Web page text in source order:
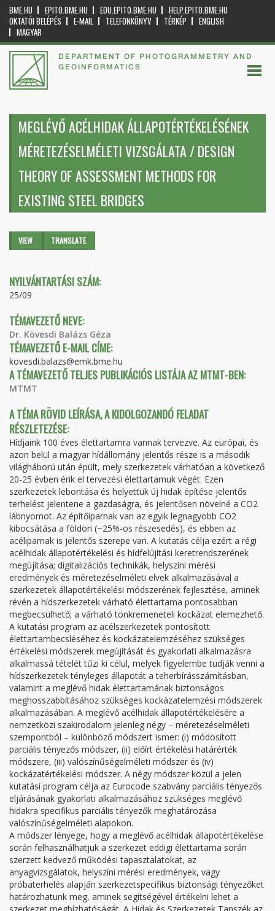
BME.HU EPITO.BME.HU EDU.EPITO.BME.HU
HELP.EPITO.BME.HU
OKTATÓI BELÉPÉS
E-MAIL TELEFONKÖNYV TÉRKÉP
ENGLISH
MAGYAR
DEPARTMENT OF PHOTOGRAMMETRY AND
GEOINFORMATICS
MEGLÉVŐ ACÉLHIDAK ÁLLAPOTÉRTÉKELÉSÉNEK
MÉRETEZÉSELMÉLETI VIZSGÁLATA / DESIGN
THEORY OF ASSESSMENT METHODS FOR
EXISTING STEEL BRIDGES
Primary tabs
VIEW (ACTIVETRANSLATE
NYILVÁNTARTÁSI SZÁM:
25/09
TÉMAVEZETŐ NEVE:
Dr. Kövesdi Balázs Géza
TÉMAVEZETŐ E-MAIL CÍME:
kovesdi.balazs@emk.bme.hu
A TÉMAVEZETŐ TELJES PUBLIKÁCIÓS LISTÁJA AZ MTMT-BEN:
MTMT
A TÉMA RÖVID LEÍRÁSA, A KIDOLGOZANDÓ FELADAT
RÉSZLETEZÉSE:
Hídjaink 100 éves élettartamra vannak tervezve. Az európai, és
azon belül a magyar hídállomány jelentős része is a második
világháború után épült, mely szerkezetek várhatóan a következő
20-25 évben érik el tervezési élettartamuk végét. Ezen
szerkezetek lebontása és helyettük új hidak építése jelentős
terhelést jelentene a gazdaságra, és jelentősen növelné a CO2
lábnyomot. Az építőiparnak van az egyik legnagyobb CO2
kibocsátása a földön (~25%-os részesedés), és ebben az
acéliparnak is jelentős szerepe van. A kutatás célja ezért a régi
acélhidak állapotértékelési és hídfelújítási keretrendszerének
megújítása; digitalizációs technikák, helyszíni mérési
eredmények és méretezéselméleti elvek alkalmazásával a
szerkezetek állapotértékelési módszerének fejlesztése, aminek
révén a hídszerkezetek várható élettartama pontosabban
megbecsülhető; a várható tönkremeneteli kockázat elemezhető.
A kutatási program az acélszerkezetek pontosított
élettartambecsléséhez és kockázatelemzéséhez szükséges
értékelési módszerek megújítását és gyakorlati alkalmazásra
alkalmassá tételét tűzi ki célul, melyek figyelembe tudják venni a
hídszerkezetek tényleges állapotát a teherbírásszámításban,
valamint a meglévő hidak élettartamának biztonságos
meghosszabbításához szükséges kockázatelemzési módszerek
alkalmazásában. A meglévő acélhidak állapotértékelésére a
nemzetközi szakirodalom jelenleg négy – méretezéselméleti
szempontból – különböző módszert ismer: (i) módosított
parciális tényezős módszer, (ii) előírt értékelési határérték
módszere, (iii) valószínűségelméleti módszer és (iv)
kockázatértékelési módszer. A négy módszer közül a jelen
kutatási program célja az Eurocode szabvány parciális tényezős
eljárásának gyakorlati alkalmazásához szükséges meglévő
hidakra specifikus parciális tényezők meghatározása
valószínűségelméleti alapokon.
A módszer lényege, hogy a meglévő acélhidak állapotértékelése
során felhasználhatjuk a szerkezet eddigi élettartama során
szerzett kedvező működési tapasztalatokat, az
anyagvizsgálatok, helyszíni mérési eredmények, vagy
próbaterhelés alapján szerkezetspecifikus biztonsági tényezőket
határozhatunk meg, aminek segítségével értékelni lehet a